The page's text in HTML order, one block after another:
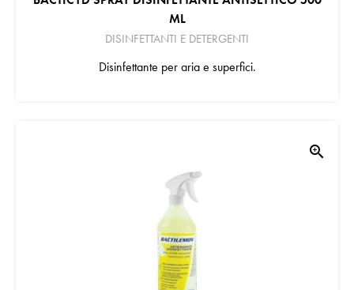
ML
DISINFETTANTI E DETERGENTI
Disinfettante per aria e superfici.
zoom_in